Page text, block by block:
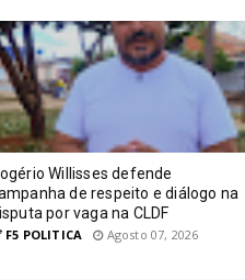
Willisses defende
de respeito e diálogo na
por vaga na CLDF
F5 POLITICA Agosto 07, 2026